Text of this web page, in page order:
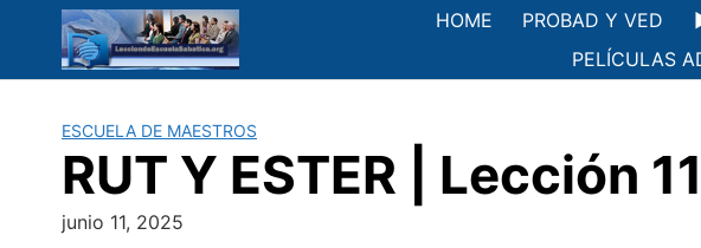
contenido
HOME PROBAD Y VED
PELÍCULAS
ESCUELA DE MAESTROS
RUT Y ESTER | Lección
junio 11, 2025